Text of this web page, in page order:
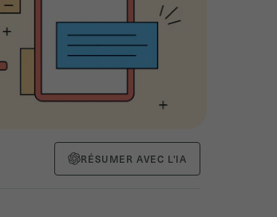
RÉSUMER AVEC L'IA